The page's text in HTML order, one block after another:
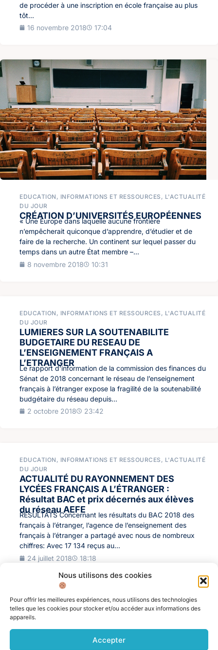
Nous utilisons des cookies
Pour offrir les meilleures expériences, nous utilisons des technologies
telles que les cookies pour stocker et/ou accéder aux informations des
appareils.
Accepter
de procéder à une inscription en école française au plus
tôt...
16 novembre 2018
17:04
EDUCATION , INFORMATIONS ET RESSOURCES , L'ACTUALITÉ
DU JOUR
CRÉATION D’UNIVERSITÉS EUROPÉENNES
« Une Europe dans laquelle aucune frontière
n’empêcherait quiconque d’apprendre, d’étudier et de
faire de la recherche. Un continent sur lequel passer du
temps dans un autre État membre –...
8 novembre 2018
10:31
EDUCATION , INFORMATIONS ET RESSOURCES , L'ACTUALITÉ
DU JOUR
LUMIERES SUR LA SOUTENABILITE
BUDGETAIRE DU RESEAU DE
L’ENSEIGNEMENT FRANÇAIS A
L’ETRANGER
Le rapport d’information de la commission des finances du
Sénat de 2018 concernant le réseau de l’enseignement
français à l’étranger expose la fragilité de la soutenabilité
budgétaire du réseau depuis...
2 octobre 2018
23:42
EDUCATION , INFORMATIONS ET RESSOURCES , L'ACTUALITÉ
DU JOUR
ACTUALITÉ DU RAYONNEMENT DES
LYCÉES FRANÇAIS A L’ÉTRANGER :
Résultat BAC et prix décernés aux élèves
du réseau AEFE
RÉSULTATS Concernant les résultats du BAC 2018 des
français à l’étranger, l’agence de l’enseignement des
français à l’étranger a partagé avec nous de nombreux
chiffres: Avec 17 134 reçus au...
24 juillet 2018
18:18